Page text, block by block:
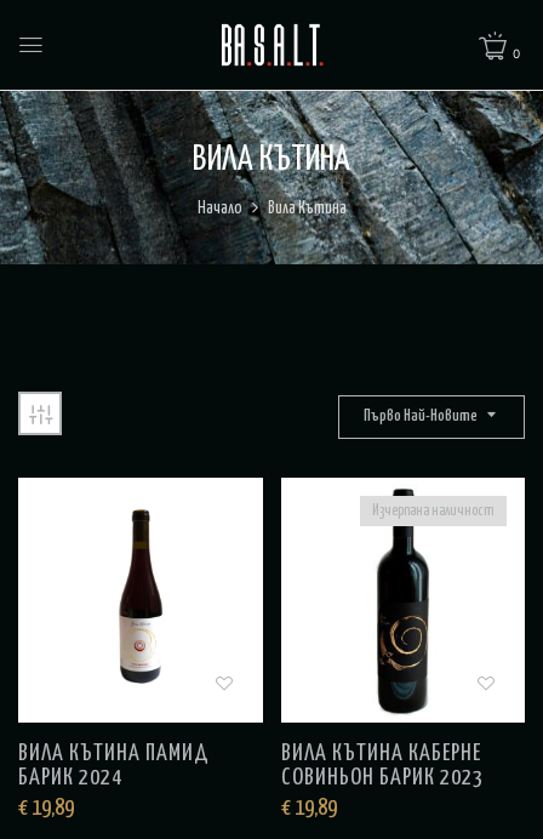
0
ВИЛА КЪТИНА
Начало Вила Кътина
Първо Най-Новите
ВИЛА КЪТИНА ПАМИД
БАРИК 2024
€ 19,89
Изчерпана наличност
ВИЛА КЪТИНА КАБЕРНЕ
СОВИНЬОН БАРИК 2023
€19,89